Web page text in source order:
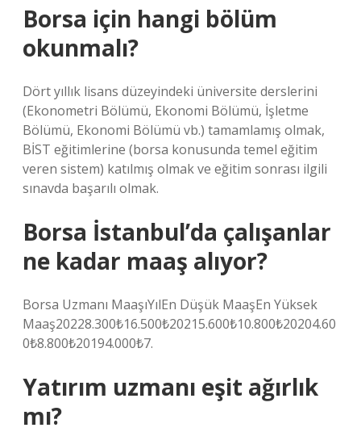
Borsa için hangi bölüm
okunmalı?
Dört yıllık lisans düzeyindeki üniversite derslerini
(Ekonometri Bölümü, Ekonomi Bölümü, İşletme
Bölümü, Ekonomi Bölümü vb.) tamamlamış olmak,
BİST eğitimlerine (borsa konusunda temel eğitim
veren sistem) katılmış olmak ve eğitim sonrası ilgili
sınavda başarılı olmak.
Borsa İstanbul’da çalışanlar
ne kadar maaş alıyor?
Borsa Uzmanı MaaşıYılEn Düşük MaaşEn Yüksek
Maaş20228.300₺16.500₺20215.600₺10.800₺20204.60
0₺8.800₺20194.000₺7.
Yatırım uzmanı eşit ağırlık
mı?